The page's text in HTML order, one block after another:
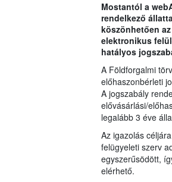
Mostantól a
rendelkező
köszönhetően
elektronikus
hatályos
A Földforgalmi
előhaszonbérleti
A jogszabály
elővásárlási/
legalább 3 éve
Az igazolás
felügyeleti szerv
egyszerűsödött,
elérhető.